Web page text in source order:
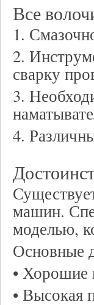
Все
1.
2.
сварку
3.
4.
машин.
моделью,
Основные
• Хорошие
• Высокая